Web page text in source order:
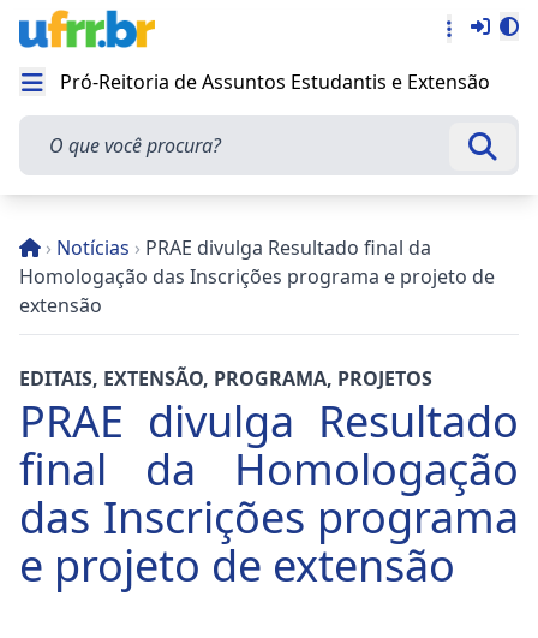
Abrir menu
Pró-Reitoria de Assuntos Estudantis e Extensão
O que você procura?
› Notícias › PRAE divulga Resultado final da
Homologação das Inscrições programa e projeto de
extensão
EDITAIS, EXTENSÃO, PROGRAMA, PROJETOS
PRAE divulga Resultado
final da Homologação
das Inscrições programa
e projeto de extensão